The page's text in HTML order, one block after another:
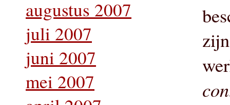
augustus 2007
juli 2007
juni 2007
mei 2007